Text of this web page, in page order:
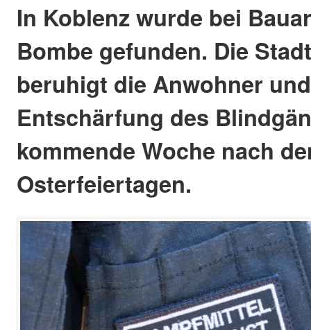
In Koblenz wurde bei
Bombe gefunden. Die
beruhigt die Anwohner
Entschärfung des
kommende Woche nach
Osterfeiertagen.